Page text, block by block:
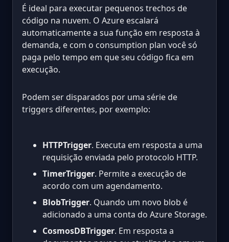
É ideal para executar pequenos trechos de
código na nuvem. O Azure escalará
automaticamente a sua função em resposta à
demanda, e com o consumption plan você só
paga pelo tempo em que seu código fica em
execução.
Podem ser disparados por uma série de
triggers diferentes, por exemplo:
HTTPTrigger. Executa em resposta a uma
requisição enviada pelo protocolo HTTP.
TimerTrigger. Permite a execução de
acordo com um agendamento.
BlobTrigger. Quando um novo blob é
adicionado a uma conta do Azure Storage.
CosmosDBTrigger. Em resposta a